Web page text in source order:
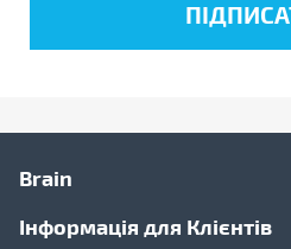
Brain
Інформація для Клієнтів